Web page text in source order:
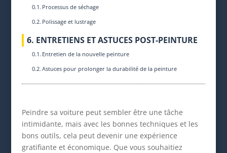
Processus de séchage
Polissage et lustrage
6. ENTRETIENS ET ASTUCES POST-PEINTURE
Entretien de la nouvelle peinture
Astuces pour prolonger la durabilité de la peinture
Peindre sa voiture peut sembler être une tâche
intimidante, mais avec les bonnes techniques et les
bons outils, cela peut devenir une expérience
gratifiante et économique. Que vous souhaitiez